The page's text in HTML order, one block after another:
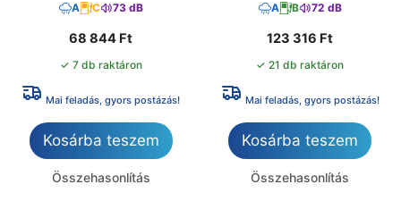
A C 73 dB
68 844 Ft
✓ 7 db raktáron
Mai feladás, gyors postázás!
Kosárba teszem
Összehasonlítás
A B 72 dB
123 316 Ft
✓ 21 db raktáron
Mai feladás, gyors postázás!
Kosárba teszem
Összehasonlítás